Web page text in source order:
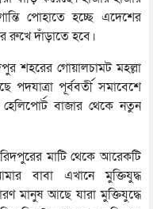
পোহাতে হচ্ছে এদেশের
রুখে দাঁড়াতে হবে।
শহরের গোয়ালচামট মহল্লা
পদযাত্রা পূর্ববর্তী সমাবেশে
বাজার থেকে নতুন
মাটি থেকে আরেকটি
বাবা এখানে মুক্তিযুদ্ধ
মানুষ আছে যারা মুক্তিযুদ্ধে